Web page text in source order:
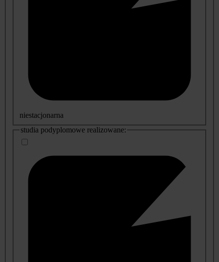
niestacjonarna
studia podyplomowe realizowane: